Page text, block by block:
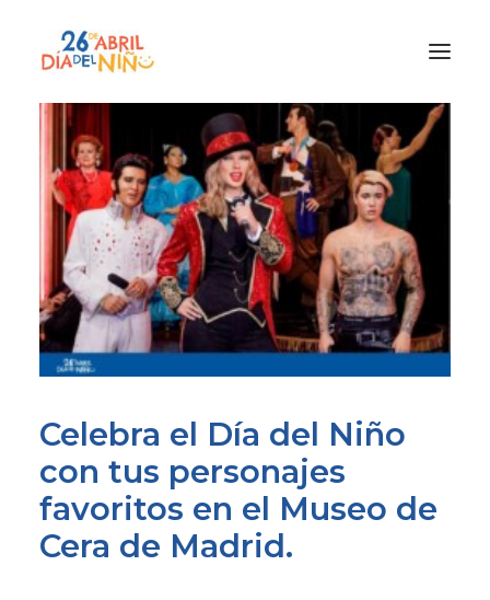
¿Qué es el Día del Niño?
¿Cómo lo vamos a celebrar?
¡Únete!
Participa con tu cole
Materiales
Gracias a
Promocion
Celebra el Día del Niño
con tus personajes
favoritos en el Museo de
Cera de Madrid.